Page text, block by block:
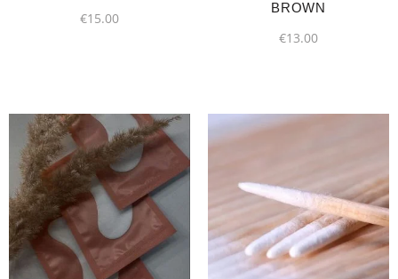
€15.00
BROWN
€13.00